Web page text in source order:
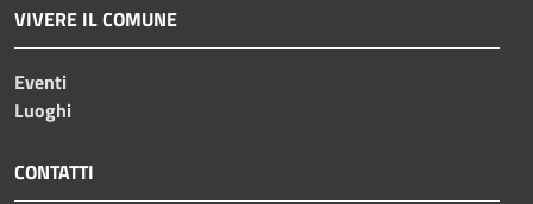
VIVERE IL COMUNE
Eventi
Luoghi
CONTATTI